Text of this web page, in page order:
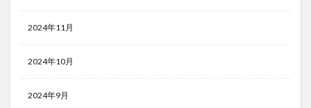
2024年11月
2024年10月
2024年9月